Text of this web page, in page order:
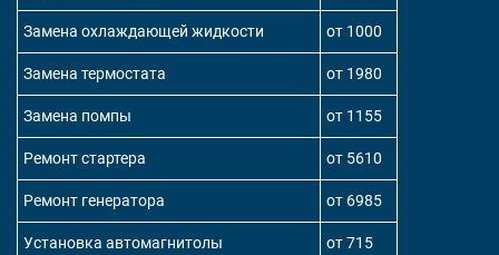
Замена охлаждающей жидкости от 1000
Замена термостата от 1980
Замена помпы от 1155
Ремонт стартера от 5610
Ремонт генератора от 6985
Установка автомагнитолы от 715